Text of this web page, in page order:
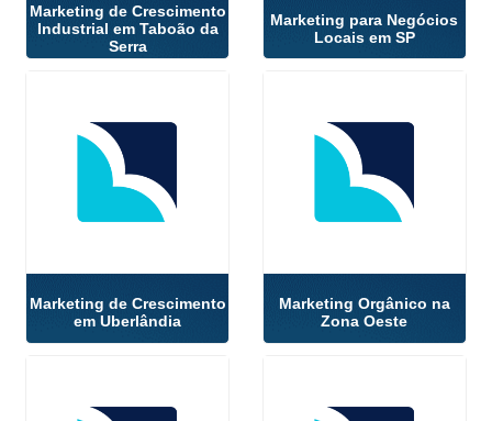
Marketing de Crescimento
Industrial em Taboão da
Serra
Marketing para Negócios
Locais em SP
Marketing de Crescimento
em Uberlândia
Marketing Orgânico na
Zona Oeste